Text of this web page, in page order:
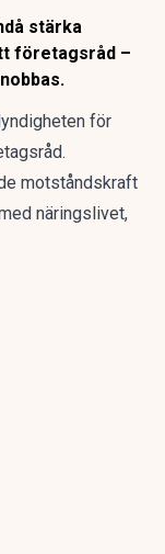
stärka
företagsråd –
för
motståndskraft
näringslivet,